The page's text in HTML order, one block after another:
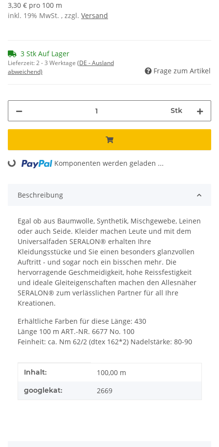
3,30 € pro 100 m
inkl. 19% MwSt. , zzgl. Versand
3 Stk Auf Lager
Lieferzeit:2 - 3 Werktage (DE - Ausland
abweichend)
Frage zum Artikel
Stk
Loading... Komponenten werden geladen ...
Beschreibung
Egal ob aus Baumwolle, Synthetik, Mischgewebe, Leinen
oder auch Seide. Kleider machen Leute und mit dem
Universalfaden SERALON® erhalten Ihre
Kleidungsstücke und Sie einen besonders glanzvollen
Auftritt - und sogar noch ein bisschen mehr. Die
hervorragende Geschmeidigkeit, hohe Reissfestigkeit
und ideale Gleiteigenschaften machen den Allesnäher
SERALON® zum verlässlichen Partner für all Ihre
Kreationen.
Erhältliche Farben für diese Länge: 430
Länge 100 m ART.-NR. 6677 No. 100
Feinheit: ca. Nm 62/2 (dtex 162*2) Nadelstärke: 80-90
Produkteigenschaft
Wert
Inhalt: 100,00 m
googlekat: 2669